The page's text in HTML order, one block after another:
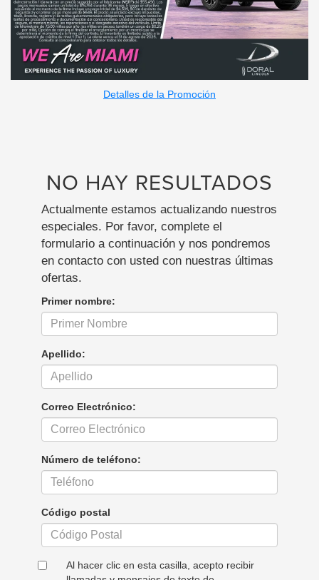
Detalles de la Promoción
NO HAY RESULTADOS
Actualmente estamos actualizando nuestros
especiales. Por favor, complete el
formulario a continuación y nos pondremos
en contacto con usted con nuestras últimas
ofertas.
Primer nombre:
Apellido:
Correo Electrónico:
Número de teléfono:
Código postal
Al hacer clic en esta casilla, acepto recibir